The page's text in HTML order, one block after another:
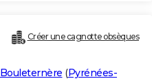
Créer une cagnotte obsèques
Bouleternère (Pyrénées-